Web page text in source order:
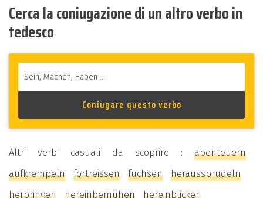
Cerca la coniugazione di un altro verbo in
tedesco
Altri verbi casuali da scoprire : abenteuern
aufkrempeln
fortreissen fuchsen
heraussprudeln
herbringen
hereinbemühen hereinblicken